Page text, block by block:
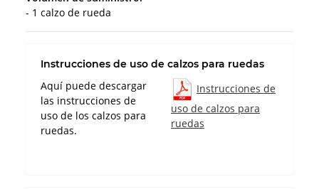
- 1 calzo de rueda
Instrucciones de uso de calzos para ruedas
Aquí puede descargar
las instrucciones de
uso de los calzos para
ruedas.
Instrucciones de
uso de calzos para
ruedas